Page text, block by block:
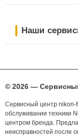
Наши
© 2026 —
Сервисный центр nikon-
обслуживании техники
центром бренда.
неисправностей после